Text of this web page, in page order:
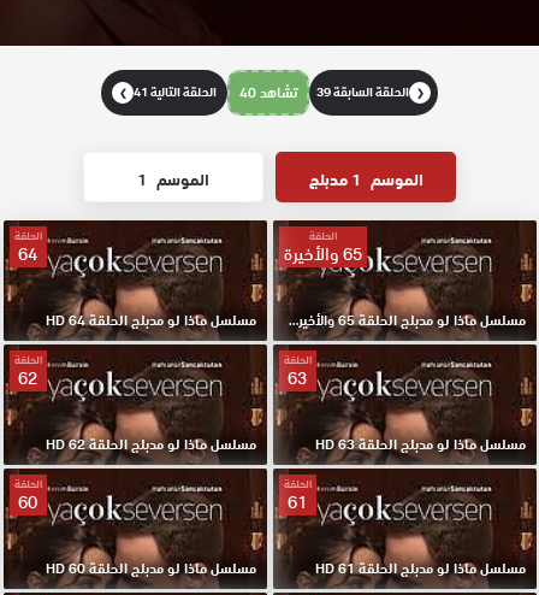
❮ الحلقة السابقة 39 تشاهد 40 الحلقة التالية 41 ❯
الموسم 1 مدبلج الموسم 1
الحلقة
65 والأخيرة
مسلسل ماذا لو مدبلج الحلقة 65 والأخيرة HD
الحلقة
64
مسلسل ماذا لو مدبلج الحلقة 64 HD
الحلقة
63
مسلسل ماذا لو مدبلج الحلقة 63 HD
الحلقة
62
مسلسل ماذا لو مدبلج الحلقة 62 HD
الحلقة
61
مسلسل ماذا لو مدبلج الحلقة 61 HD
الحلقة
60
مسلسل ماذا لو مدبلج الحلقة 60 HD